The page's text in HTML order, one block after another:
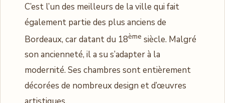
C’est l’un des meilleurs de la ville qui fait
également partie des plus anciens de
Bordeaux, car datant du 18ème siècle. Malgré
son ancienneté, il a su s’adapter à la
modernité. Ses chambres sont entièrement
décorées de nombreux design et d’œuvres